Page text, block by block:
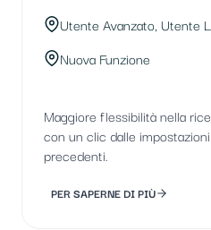
Utente Avanzato, Utente
Nuova Funzione
Maggiore flessibilità nella
con un clic dalle
precedenti.
PER SAPERNE DI PIÙ